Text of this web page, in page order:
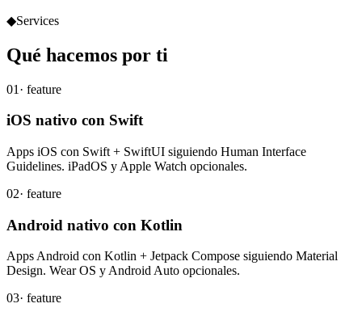
◆Services
Qué hacemos por ti
01 · feature
iOS nativo con Swift
Apps iOS con Swift + SwiftUI siguiendo Human Interface
Guidelines. iPadOS y Apple Watch opcionales.
02· feature
Android nativo con Kotlin
Apps Android con Kotlin + Jetpack Compose siguiendo Material
Design. Wear OS y Android Auto opcionales.
03· feature